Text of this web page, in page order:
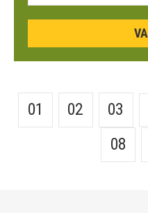
01 02 03
08